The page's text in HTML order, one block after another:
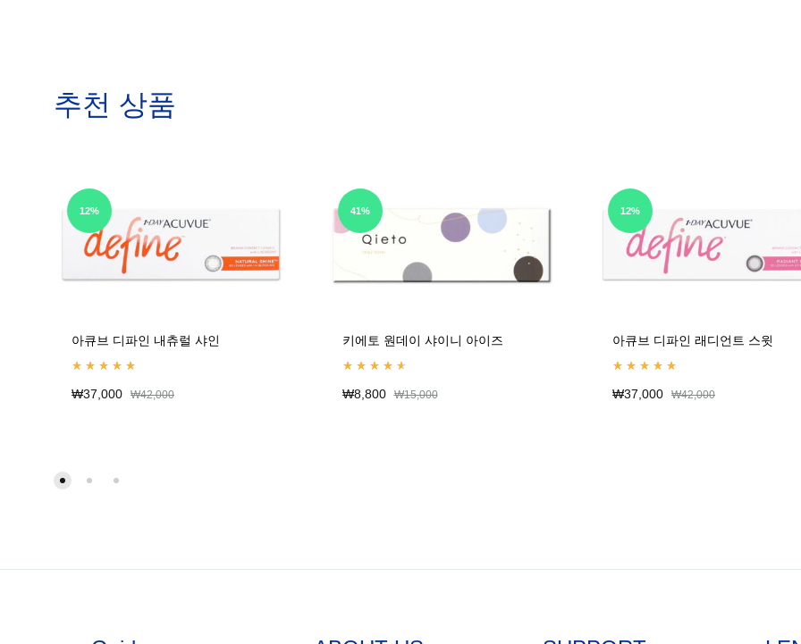
추천 상품
12%
아큐브 디파인 내츄럴 샤인
₩37,000 ₩42,000
41%
키에토 원데이 샤이니 아이즈
₩8,800 ₩15,000
12%
아큐브 디파인 래디언트 스윗
₩37,000 ₩42,000